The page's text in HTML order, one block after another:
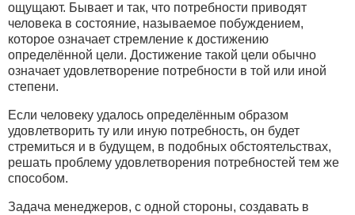
ощущают. Бывает и так, что потребности приводят
человека в состояние, называемое побуждением,
которое означает стремление к достижению
определённой цели. Достижение такой цели обычно
означает удовлетворение потребности в той или иной
степени.
Если человеку удалось определённым образом
удовлетворить ту или иную потребность, он будет
стремиться и в будущем, в подобных обстоятельствах,
решать проблему удовлетворения потребностей тем же
способом.
Задача менеджеров, с одной стороны, создавать в